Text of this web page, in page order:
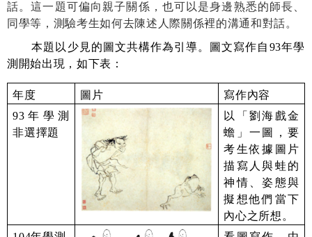
話。這一題可偏向親子關係，也可以是身邊熟悉的師長、
同學等，測驗考生如何去陳述人際關係裡的溝通和對話。
本題以少見的圖文共構作為引導。圖文寫作自 93年學
測開始出現，如下表：
年度 圖片
寫作內容
93 年學測
非選擇題
以「劉海戲金
蟾」一圖，要
考生依據圖片
描寫人與蛙的
神情、姿態與
擬想他們當下
內心之所想。